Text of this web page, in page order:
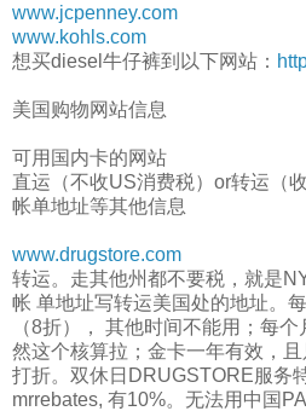
www.jcpenney.com
www.kohls.com
想买diesel牛仔裤到以下网站：
美国购物网站信息
可用国内卡的网站
直运（不收US消费税）or转运（
帐单地址等其他信息
www.drugstore.com
转运。走其他州都不要税，就是
帐 单地址写转运美国处的地址。
（8折）， 其他时间不能用；每
然这个核算拉；金卡一年有效，
打折。双休日DRUGSTORE服务
mrrebates, 有10%。无法用中国